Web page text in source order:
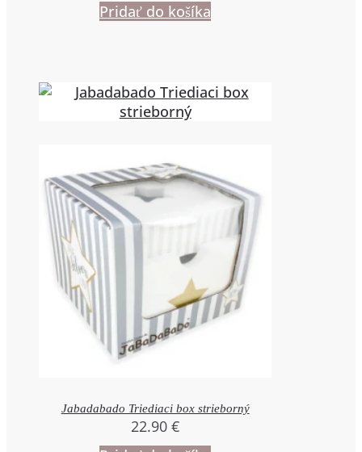
Pridať do košíka
Jabadabado Triediaci box strieborný
22.90€